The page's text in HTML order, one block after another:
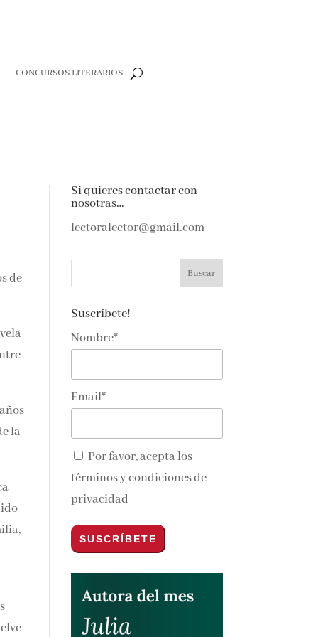
CONCURSOS LITERARIOS
Si quieres contactar con
nosotras…
lectoralector@gmail.com
Suscríbete!
Nombre*
Email*
Por favor, acepta los
términos y condiciones de
privacidad